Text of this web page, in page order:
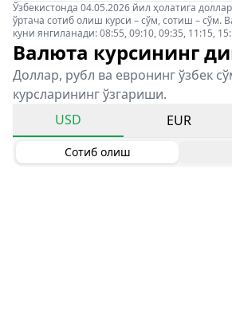
Ўзбекистонда 04.05.2026 йил ҳолатига
ўртача сотиб олиш курси – сўм, сотиш – сўм.
куни янгиланади: 08:55, 09:10, 09:35, 11:15,
Валюта курсининг
Доллар, рубл ва евронинг ўзбек
курсларининг ўзгариши.
USD
EUR
Сотиб олиш